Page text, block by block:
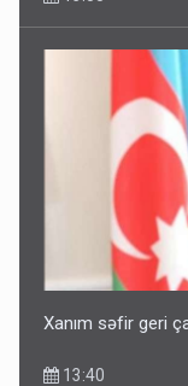
Bakıdakı
Xanım səfir geri
13:40